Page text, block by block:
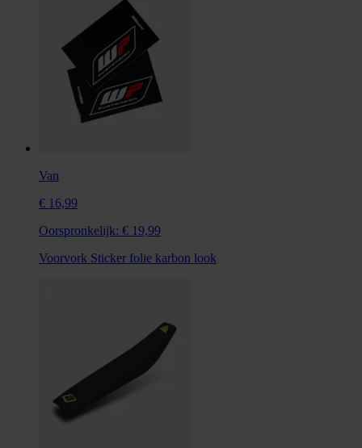
Van
€ 16,99
Oorspronkelijk: € 19,99
Voorvork Sticker folie karbon look